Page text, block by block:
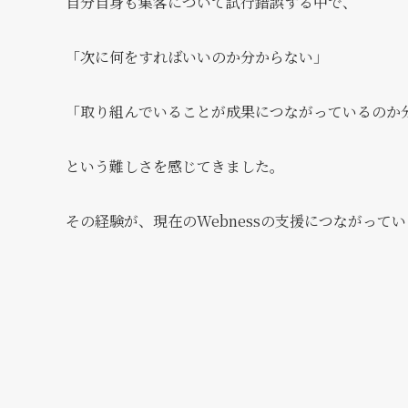
「次に何をすればいいのか分からない」
「取り組んでいることが成果につながっているのか
という難しさを感じてきました。
その経験が、現在のWebnessの支援につながってい